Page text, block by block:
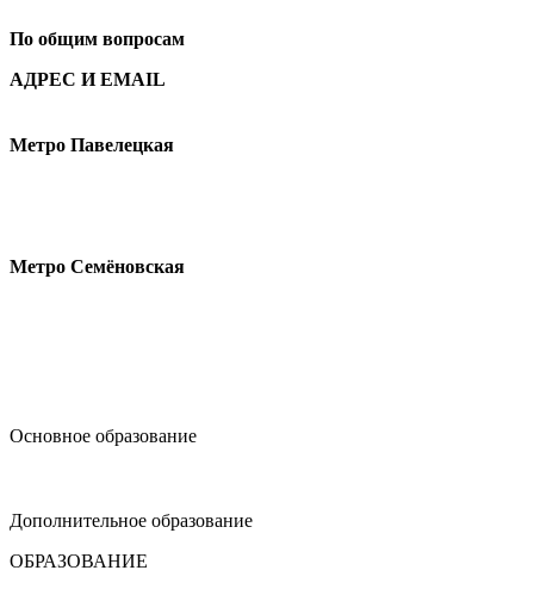
По общим вопросам
АДРЕС И EMAIL
Метро Павелецкая
Метро Семёновская
Основное образование
Дополнительное образование
ОБРАЗОВАНИЕ